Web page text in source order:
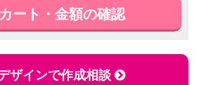
カート・金額の確認
ザインで作成相談